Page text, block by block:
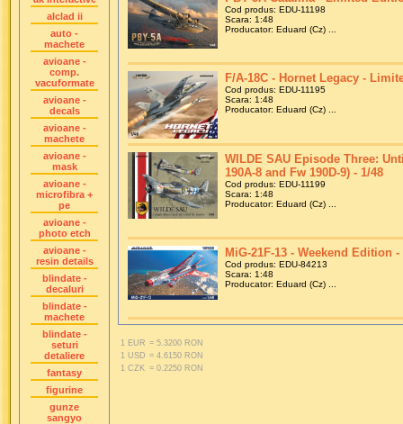
alclad ii
auto -
machete
avioane -
comp.
vacuformate
avioane -
decals
avioane -
machete
avioane -
mask
avioane -
microfibra +
pe
avioane -
photo etch
avioane -
resin details
blindate -
decaluri
blindate -
machete
blindate -
seturi
detaliere
fantasy
figurine
gunze
sangyo
Cod produs: EDU-11198
Scara: 1:48
Producator: Eduard (Cz) ...
F/A-18C - Hornet Legacy -
Cod produs: EDU-11195
Scara: 1:48
Producator: Eduard (Cz) ...
WILDE SAU Episode Three:
190A-8 and Fw 190D-9) - 1/48
Cod produs: EDU-11199
Scara: 1:48
Producator: Eduard (Cz) ...
MiG-21F-13 - Weekend Edition -
Cod produs: EDU-84213
Scara: 1:48
Producator: Eduard (Cz) ...
1 EUR = 5.3200 RON
1 USD = 4.6150 RON
1 CZK = 0.2250 RON